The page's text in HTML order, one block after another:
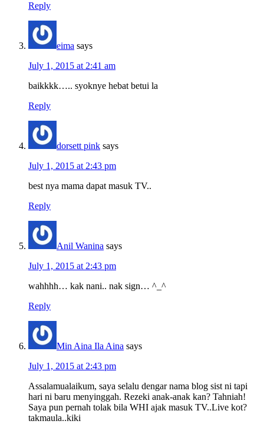
Reply
eima says
July 1, 2015 at 2:41 am
baikkkk….. syoknye hebat betui la
Reply
dorsett pink says
July 1, 2015 at 2:43 pm
best nya mama dapat masuk TV..
Reply
Anil Wanina says
July 1, 2015 at 2:43 pm
wahhhh… kak nani.. nak sign… ^_^
Reply
Min Aina Ila Aina says
July 1, 2015 at 2:43 pm
Assalamualaikum, saya selalu dengar nama blog sist ni tapi
hari ni baru menyinggah. Rezeki anak-anak kan? Tahniah!
Saya pun pernah tolak bila WHI ajak masuk TV..Live kot?
takmaula..kiki